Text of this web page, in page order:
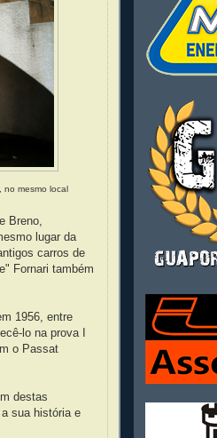
no mesmo local
Breno,
lugar da
carros de
Fornari também
1956, entre
lo na prova I
o Passat
destas
sua história e